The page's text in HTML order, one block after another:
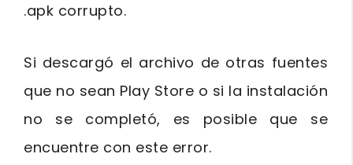
.apk corrupto.
Si descargó el archivo de otras fuentes
que no sean Play Store o si la instalación
no se completó, es posible que se
encuentre con este error.